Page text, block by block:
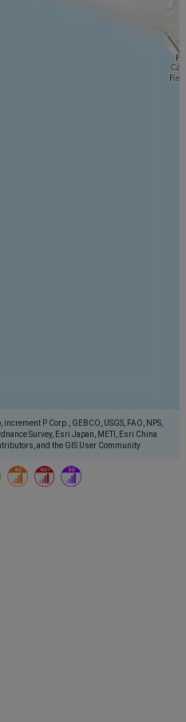
P Corp., GEBCO, USGS, FAO, NPS,
Survey, Esri Japan, METI, Esri China
and the GIS User Community